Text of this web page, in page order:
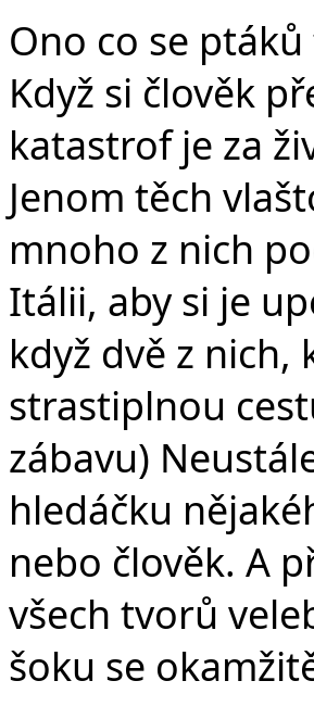
Ono co se
Když si člověk
katastrof je za
Jenom těch
mnoho z nich
Itálii, aby si je
když dvě z
strastiplnou
zábavu)
hledáčku
nebo člověk. A
všech tvorů
šoku se